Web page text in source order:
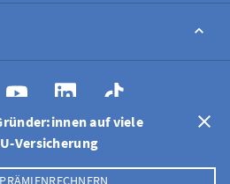
auf viele
Versicherung
FR IT
EN
Datenschutz
Cookie Policy